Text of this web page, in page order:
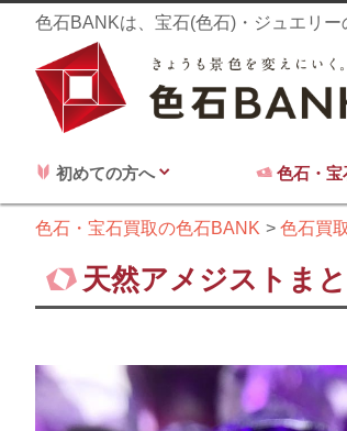
色石BANKは、宝石(色石)・ジュエリ
初めての方へ 色石・
色石・宝石買取の色石BANK 色石買
天然アメジストま